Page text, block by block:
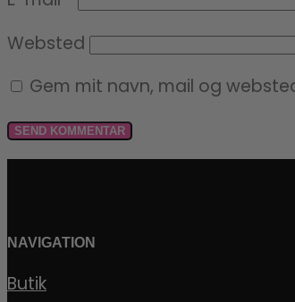
Websted
Gem mit navn, mail og
NAVIGATION
Butik